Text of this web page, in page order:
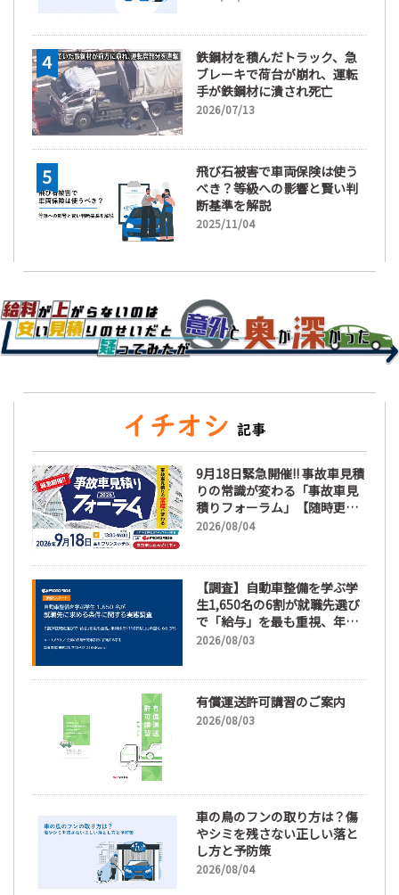
鉄鋼材を積んだトラック、急
ブレーキで荷台が崩れ、運転
手が鉄鋼材に潰され死亡
2026/07/13
飛び石被害で車両保険は使う
べき？等級への影響と賢い判
断基準を解説
2025/11/04
9月18日緊急開催!! 事故車見積
りの常識が変わる「事故車見
積りフォーラム」【随時更
新】
2026/08/04
【調査】自動車整備を学ぶ学
生1,650名の6割が就職先選び
で「給与」を最も重視、年間
休日「110日以上」希望も
2026/08/03
有償運送許可講習のご案内
2026/08/03
車の鳥のフンの取り方は？傷
やシミを残さない正しい落と
し方と予防策
2026/08/04